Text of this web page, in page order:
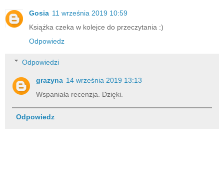
Gosia 11 września 2019 10:59
Książka czeka w kolejce do przeczytania :)
Odpowiedz
Odpowiedzi
grazyna 14 września 2019 13:13
Wspaniała recenzja. Dzięki.
Odpowiedz